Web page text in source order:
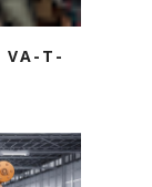
VA-T-